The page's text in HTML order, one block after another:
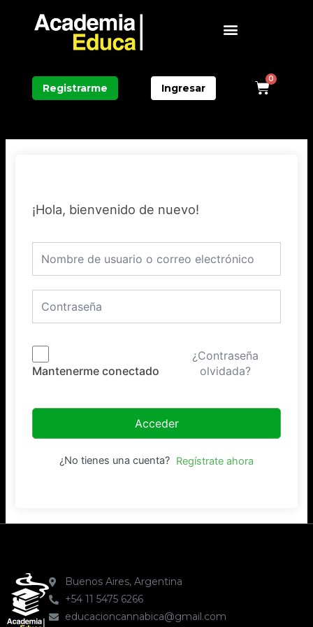
Menú
Registrarme Ingresar
0
¡Hola, bienvenido de nuevo!
Mantenerme conectado
¿Contraseña
olvidada?
Acceder
¿No tienes una cuenta? Regístrate ahora
Buenos Aires, Argentina
+54 11 5475 6266
educacioncannabica@gmail.com